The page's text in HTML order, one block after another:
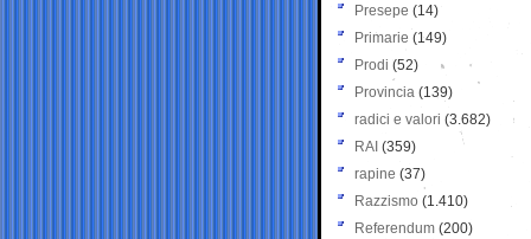
Presepe (14)
Primarie (149)
Prodi (52)
Provincia (139)
radici e valori (3.682)
RAI (359)
rapine (37)
Razzismo (1.410)
Referendum (200)